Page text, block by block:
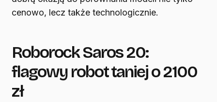
cenowo, lecz także technologicznie.
Roborock Saros 20:
flagowy robot taniej o 2100
zł